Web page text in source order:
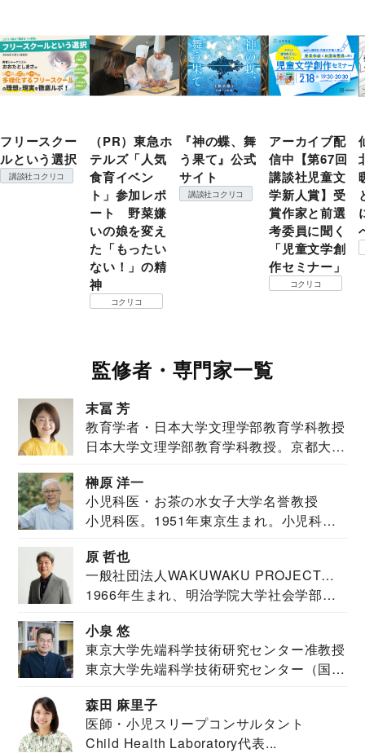
フリースクー
ルという選択
講談社コクリコ
（PR）東急ホ
テルズ「人気
食育イベン
ト」参加レポ
ート 野菜嫌
いの娘を変え
た「もったい
ない！」の精
神
コクリコ
『神の蝶、舞
う果て』公式
サイト
講談社コクリコ
アーカイブ配
信中【第67回
講談社児童文
学新人賞】受
賞作家と前選
考委員に聞く
「児童文学創
作セミナー」
コクリコ
監修者・専門家一覧
末冨 芳
教育学者・日本大学文理学部教育学科教授
日本大学文理学部教育学科教授。京都大学
榊原 洋一
小児科医・お茶の水女子大学名誉教授
小児科医。1951年東京生まれ。小児科
原 哲也
一般社団法人WAKUWAKU PROJECT
JAPAN代表・言語聴覚士・社会福祉士
1966年生まれ、明治学院大学社会学部福
小泉 悠
東京大学先端科学技術研究センター准教授
東京大学先端科学技術研究センター（国際
森田 麻里子
医師・小児スリープコンサルタント
Child Health Laboratory代表...